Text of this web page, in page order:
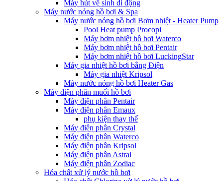
Máy hút vệ sinh di động
Máy nước nóng hồ bơi & Spa
Máy nước nóng hồ bơi Bơm nhiệt - Heater Pump
Pool Heat pump Procopi
Máy bơm nhiệt hồ bơi Waterco
Máy bơm nhiệt hồ bơi Pentair
Máy bơm nhiệt hồ bơi LuckingStar
Máy gia nhiệt hồ bơi bằng Điện
Máy gia nhiệt Kripsol
Máy nước nóng hồ bơi Heater Gas
Máy điện phân muối hồ bơi
Máy điện phân Pentair
Máy điện phân Emaux
phụ kiện thay thế
Máy điện phân Crystal
Máy điện phân Waterco
Máy điện phân Kripsol
Máy điện phân Astral
Máy điện phân Zodiac
Hóa chất xử lý nước hồ bơi